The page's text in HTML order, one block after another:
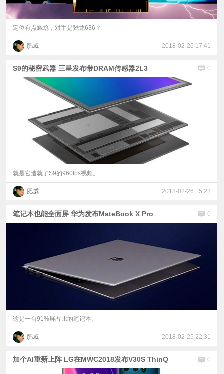
定位有点尴尬，对手是骁龙636？
肥威 2018-02-26 17:41
S9的秘密武器 三星发布带DRAM传感器2L3 0
就是它造就了S9的960fps视频。
肥威 2018-02-26 15:22
笔记本也能全面屏 华为发布MateBook X Pro 0
这是一台91%屏占比的笔记本。
肥威 2018-02-25 22:31
加个AI重新上阵 LG在MWC2018发布V30S ThinQ 0